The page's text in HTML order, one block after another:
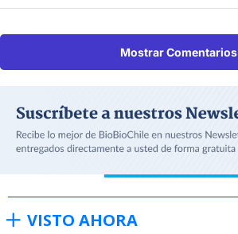
Mostrar Comentarios
VISTO AHORA